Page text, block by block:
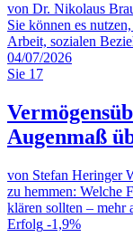
von Dr. Nikolaus
Sie können es
Arbeit, sozialen
04/07/2026
Sie 17
Augenmaß
von Stefan Heringer
zu hemmen: Welche
klären sollten – mehr
Erfolg -1,9%